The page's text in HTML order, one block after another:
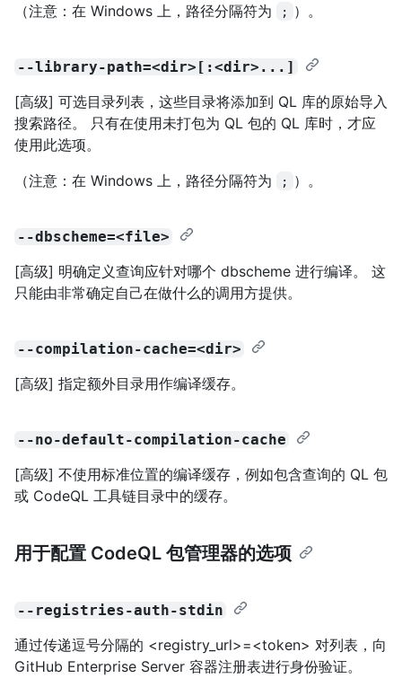
（注意：在 Windows 上，路径分隔符为
; ）。
--library-path=<dir>[:<dir>...]
[高级] 可选目录列表，这些目录将添加到 QL 库的原始导入
搜索路径。 只有在使用未打包为 QL 包的 QL 库时，才应
使用此选项。
（注意：在 Windows 上，路径分隔符为
; ）。
--dbscheme=<file>
[高级] 明确定义查询应针对哪个 dbscheme 进行编译。 这
只能由非常确定自己在做什么的调用方提供。
--compilation-cache=<dir>
[高级] 指定额外目录用作编译缓存。
--no-default-compilation-cache
[高级] 不使用标准位置的编译缓存，例如包含查询的 QL 包
或 CodeQL 工具链目录中的缓存。
用于配置 CodeQL 包管理器的选项
--registries-auth-stdin
通过传递逗号分隔的 <registry_url>=<token> 对列表，向
GitHub Enterprise Server 容器注册表进行身份验证。